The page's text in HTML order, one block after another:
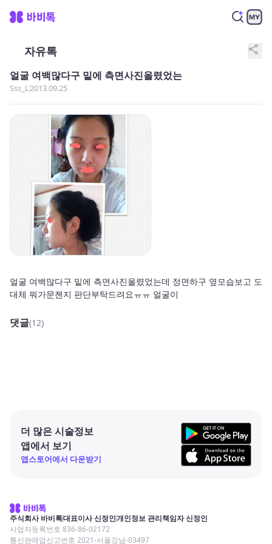
자유톡 share
얼굴 여백많다구 밑에 측면사진올렸었는
Sss_L2013.09.25
얼굴 여백많다구 밑에 측면사진올렸었는데 정면하구 옆모습보고 도
대체 뭐가문젠지 판단부탁드려요ㅠㅠ 얼굴이
댓글(12)
더 많은 시술정보
앱에서 보기
앱스토어에서 다운받기
주식회사 바비톡대표이사 신정인개인정보 관리책임자 신정인
사업자등록번호 836-86-02172
통신판매업신고번호 2021-서울강남-03497